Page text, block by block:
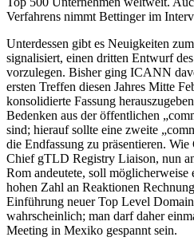
Verfahrens nimmt Bettinger im
Unterdessen gibt es Neuigkeiten
signalisiert, einen dritten Entwurf
vorzulegen. Bisher ging ICANN
ersten Treffen diesen Jahres Mitte
konsolidierte Fassung
Bedenken aus der öffentlichen
sind; hierauf sollte eine zweite
die Endfassung zu präsentieren.
Chief gTLD Registry Liaison, nun
Rom andeutete, soll
hohen Zahl an Reaktionen
Einführung neuer Top Level
wahrscheinlich; man darf daher
Meeting in Mexiko gespannt sein.